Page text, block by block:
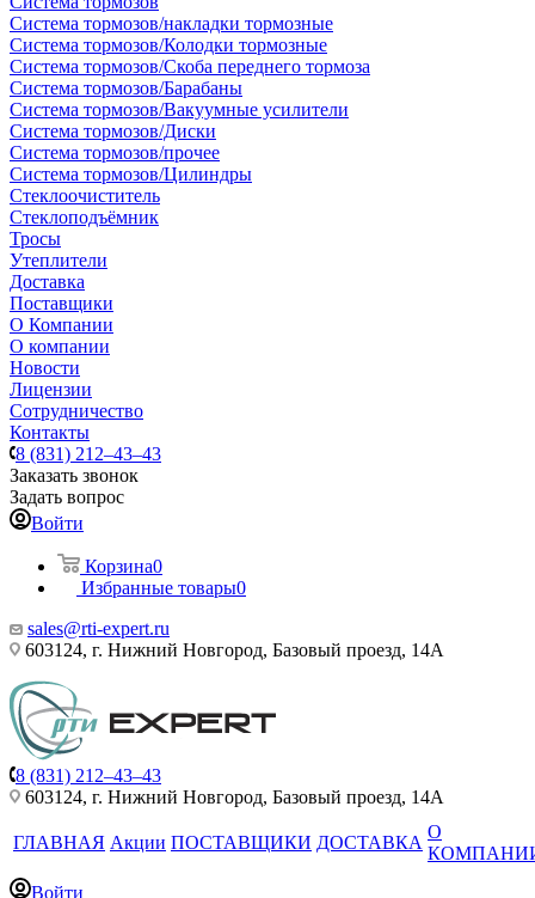
Система тормозов/накладки тормозные
Система тормозов/Колодки тормозные
Система тормозов/Скоба переднего тормоза
Система тормозов/Барабаны
Система тормозов/Вакуумные усилители
Система тормозов/Диски
Система тормозов/прочее
Система тормозов/Цилиндры
Стеклоочиститель
Стеклоподъёмник
Тросы
Утеплители
Доставка
Поставщики
О Компании
О компании
Новости
Лицензии
Сотрудничество
Контакты
8 (831) 212–43–43
Заказать звонок
Задать вопрос
Войти
Корзина0
Избранные товары0
sales@rti-expert.ru
603124, г. Нижний Новгород, Базовый проезд, 14А
8 (831) 212–43–43
603124, г. Нижний Новгород, Базовый проезд, 14А
ГЛАВНАЯ Акции ПОСТАВЩИКИ ДОСТАВКА
О
Войти